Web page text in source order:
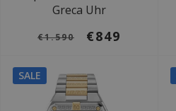
Greca Uhr
€1.590 €849
SALE